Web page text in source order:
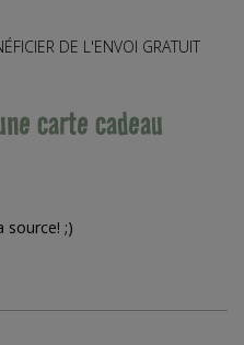
DE L'ENVOI GRATUIT
carte cadeau
source! ;)